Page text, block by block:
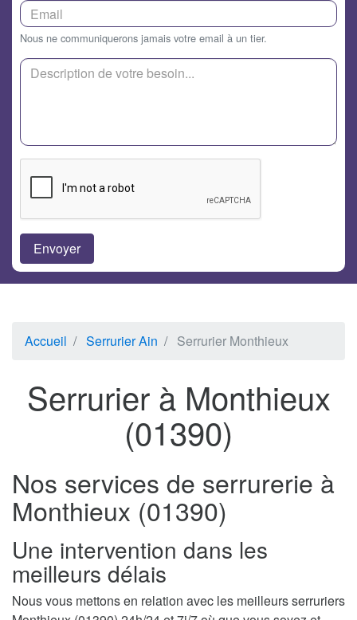
Nous ne communiquerons jamais votre email à un tier.
Accueil Serrurier Ain Serrurier Monthieux
Serrurier à Monthieux
(01390)
Nos services de serrurerie à
Monthieux (01390)
Une intervention dans les
meilleurs délais
Nous vous mettons en relation avec les meilleurs serruriers